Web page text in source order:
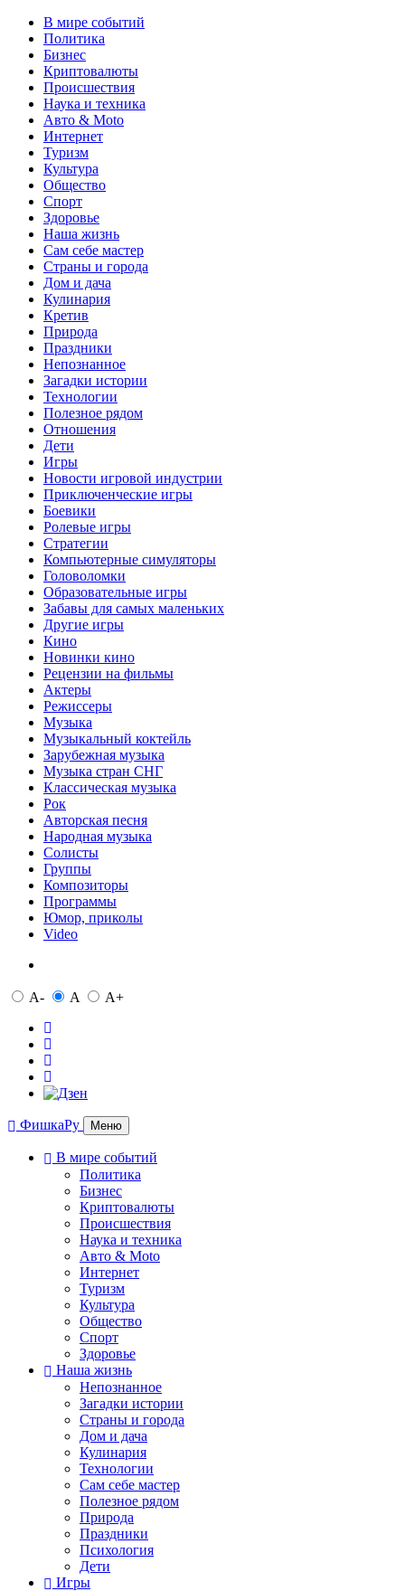
В мире событий
Политика
Бизнес
Криптовалюты
Происшествия
Наука и техника
Авто & Moto
Интернет
Туризм
Культура
Общество
Спорт
Здоровье
Наша жизнь
Сам себе мастер
Страны и города
Дом и дача
Кулинария
Кретив
Природа
Праздники
Непознанное
Загадки истории
Технологии
Полезное рядом
Отношения
Дети
Игры
Новости игровой индустрии
Приключенческие игры
Боевики
Ролевые игры
Стратегии
Компьютерные симуляторы
Головоломки
Образовательные игры
Забавы для самых маленьких
Другие игры
Кино
Новинки кино
Рецензии на фильмы
Актеры
Режиссеры
Музыка
Музыкальный коктейль
Зарубежная музыка
Музыка стран СНГ
Классическая музыка
Рок
Авторская песня
Народная музыка
Солисты
Группы
Композиторы
Программы
Юмор, приколы
Video
A- A A+
ФишкаРу Меню
В мире событий
Политика
Бизнес
Криптовалюты
Происшествия
Наука и техника
Авто & Moto
Интернет
Туризм
Культура
Общество
Спорт
Здоровье
Наша жизнь
Непознанное
Загадки истории
Страны и города
Дом и дача
Кулинария
Технологии
Сам себе мастер
Полезное рядом
Природа
Праздники
Психология
Дети
Игры